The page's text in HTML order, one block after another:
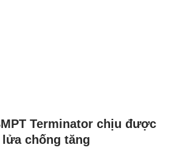
Terminator chịu được
chống tăng